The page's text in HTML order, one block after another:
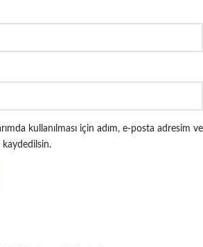
kullanılması için adım, e-posta adresim ve
kaydedilsin.